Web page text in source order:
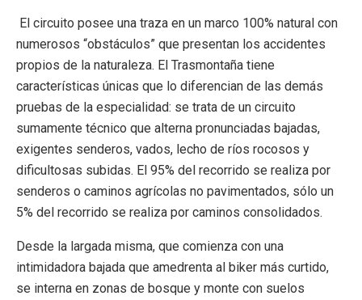
El circuito posee una traza en un marco 100% natural con
numerosos “obstáculos” que presentan los accidentes
propios de la naturaleza. El Trasmontaña tiene
características únicas que lo diferencian de las demás
pruebas de la especialidad: se trata de un circuito
sumamente técnico que alterna pronunciadas bajadas,
exigentes senderos, vados, lecho de ríos rocosos y
dificultosas subidas. El 95% del recorrido se realiza por
senderos o caminos agrícolas no pavimentados, sólo un
5% del recorrido se realiza por caminos consolidados.
Desde la largada misma, que comienza con una
intimidadora bajada que amedrenta al biker más curtido,
se interna en zonas de bosque y monte con suelos